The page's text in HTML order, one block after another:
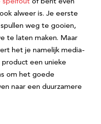
spelfout of bent even
ook alweer is. Je eerste
weg te gooien,
te laten maken. Maar
het je namelijk media-
een unieke
om het goede
naar een duurzamere